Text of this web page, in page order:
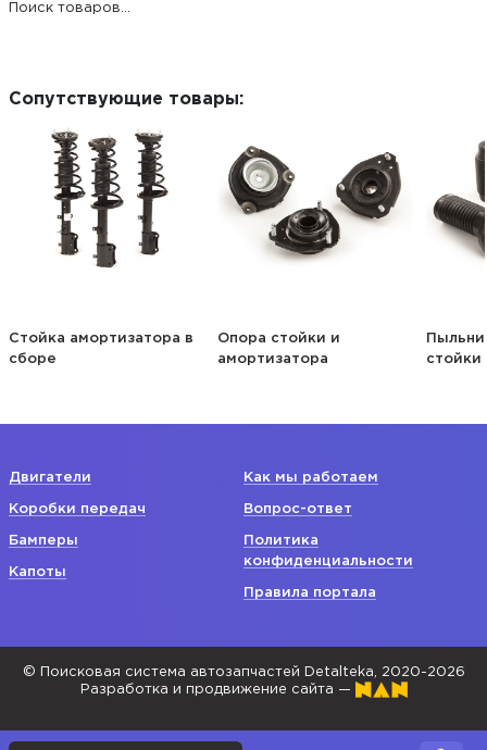
Поиск товаров...
Сопутствующие товары:
Стойка амортизатора в
сборе
Опора стойки и
амортизатора
стойки
Двигатели
Коробки передач
Бамперы
Капоты
Как мы работаем
Вопрос-ответ
Политика
конфиденциальности
Правила портала
© Поисковая система автозапчастей Detalteka, 2020-2026
Разработка и продвижение сайта —